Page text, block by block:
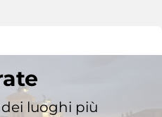
luoghi più